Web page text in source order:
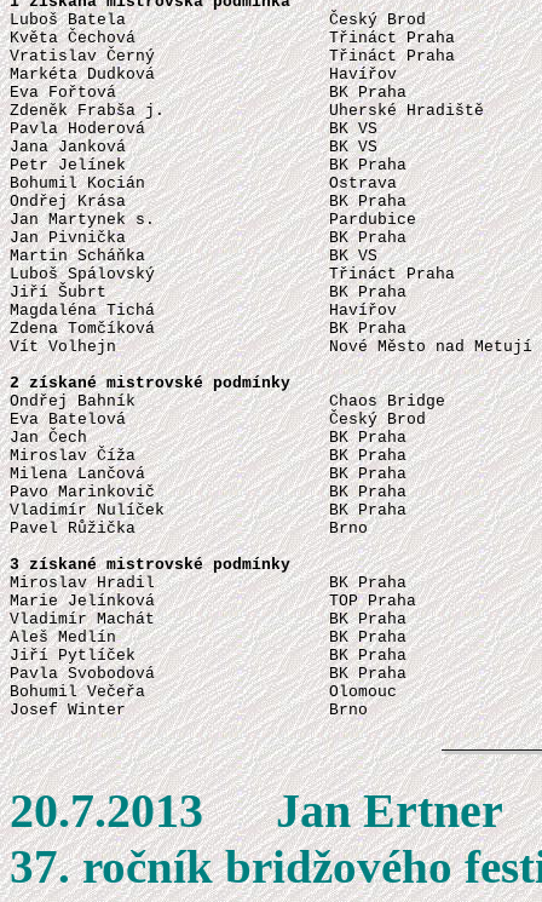
Luboš Batela                     Český Brod
Květa Čechová                    Třináct Praha
Vratislav Černý                  Třináct Praha
Markéta Dudková                  Havířov
Eva Fořtová                      BK Praha
Zdeněk Frabša j.                 Uherské Hradiště
Pavla Hoderová                   BK VS
Jana Janková                     BK VS
Petr Jelínek                     BK Praha
Bohumil Kocián                   Ostrava
Ondřej Krása                     BK Praha
Jan Martynek s.                  Pardubice
Jan Pivnička                     BK Praha
Martin Scháňka                   BK VS
Luboš Spálovský                  Třináct Praha
Jiří Šubrt                       BK Praha
Magdaléna Tichá                  Havířov
Zdena Tomčíková                  BK Praha
Vít Volhejn                      Nové Město nad Metují
2 získané mistrovské podmínky
Ondřej Bahník                    Chaos Bridge
Eva Batelová                     Český Brod
Jan Čech                         BK Praha
Miroslav Číža                    BK Praha
Milena Lančová                   BK Praha
Pavo Marinkovič                  BK Praha
Vladimír Nulíček                 BK Praha
Pavel Růžička                    Brno
3 získané mistrovské podmínky
Miroslav Hradil                  BK Praha
Marie Jelínková                  TOP Praha
Vladimír Machát                  BK Praha
Aleš Medlín                      BK Praha
Jiří Pytlíček                    BK Praha
Pavla Svobodová                  BK Praha
Bohumil Večeřa                   Olomouc
Josef Winter                     Brno
20.7.2013
37. ročník bridžového